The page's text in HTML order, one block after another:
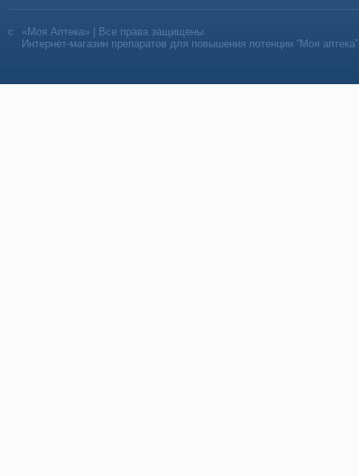
«Моя Аптека» | Все права защищены
Интернет-магазин препаратов для повышения потенции “Моя